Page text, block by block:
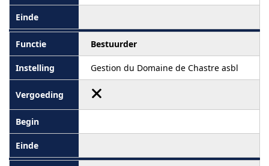
Bestuurder
Gestion du Domaine de Chastre asbl